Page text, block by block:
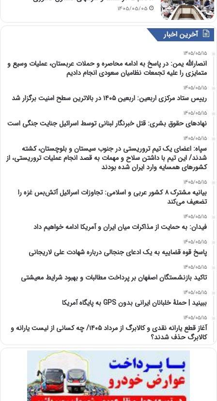
1405/05/05
آخرین اخبار
1405/05/15
انصارالله یمن: در پاسخ به ادامه محاصره و حملات عربستان، عملیات وسیع و
متمایزی را علیه تجمعات نظامیان سعودی انجام دادیم
1405/05/15
رییس ستاد مرکزی اربعین: اربعین ۱۴۰۵ در بالاترین سطح امنیت برگزار شد
1405/05/15
نهادهای حقوق بشری: قتل خبرنگار لبنانی توسط اسرائیل جنایت جنگی است
1405/05/15
سپاه: اعضای یک تیم تروریستی در جنوب سیستان و بلوچستان، کشته
شدند/ این تیم با داشتن سلاح و مهمات به قصد انجام عملیات تروریستی، از
کشورهای همسایه وارد ایران شده بودند
1405/05/15
بیانیه مشترک ۸ کشور عربی و اسلامی: تجاوزات اسرائیل آتش‌بس غزه را
تضعیف می‌کند
1405/05/15
فیدان: به حمایت از مذاکرات میان ایران و آمریکا ادامه خواهیم داد
1405/05/15
پاسخ قوه قضاییه به یک ادعای جنجالی درباره شهادت علی لاریجانی
1405/05/15
تاکید بازنشستگان اصفهان بر پرداخت مطالبات و بهبود شرایط معیشتی
1405/05/15
ببینید | حملۀ خلبانان ایرانی بدون GPS به پایگاه آمریکا
1405/05/15
آغاز قطع یارانه نقدی و کالابرگ از مرداد ۱۴۰۵/ چه کسانی از لیست یارانه و
کالابرگ حذف شدند؟